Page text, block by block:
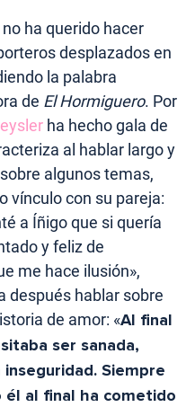
ha querido hacer
desplazados en
la palabra
de El Hormiguero. Por
ha hecho gala de
al hablar largo y
algunos temas,
vínculo con su pareja:
a Íñigo que si quería
y feliz de
me hace ilusión»,
después hablar sobre
de amor: «Al final
ser sanada,
Siempre
él al final ha cometido